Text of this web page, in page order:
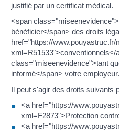
justifié par un certificat médical.
<span
bénéficier</span> des droits
href="https://www.pouyastruc.fr/
xml=R51533">conventionnels</
class="miseenevidence">tant
informé</span> votre employeur.
Il peut s'agir des droits suivants
<a href="https://
xml=F2873">Protection
<a href="https://